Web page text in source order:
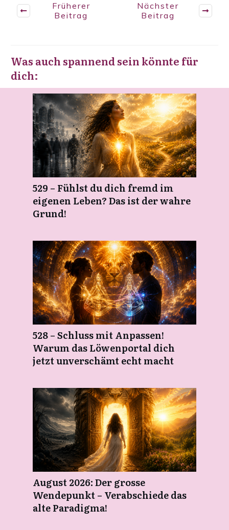
Früherer
Beitrag
Nächster
Beitrag
Was auch spannend sein könnte für
dich:
529 – Fühlst du dich fremd im
eigenen Leben? Das ist der wahre
Grund!
528 – Schluss mit Anpassen!
Warum das Löwenportal dich
jetzt unverschämt echt macht
August 2026: Der grosse
Wendepunkt – Verabschiede das
alte Paradigma!